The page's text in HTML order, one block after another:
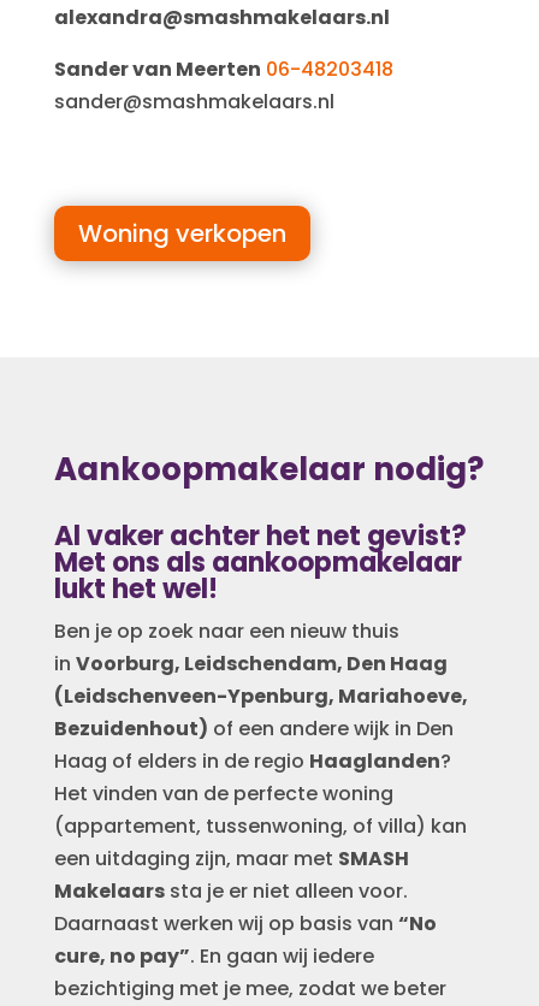
alexandra@smashmakelaars.nl
Sander van Meerten 06-48203418
sander@smashmakelaars.nl
Woning verkopen
Aankoopmakelaar nodig?
Al vaker achter het net gevist?
Met ons als aankoopmakelaar
lukt het wel!
Ben je op zoek naar een nieuw thuis
in Voorburg, Leidschendam, Den Haag
(Leidschenveen-Ypenburg, Mariahoeve,
Bezuidenhout) of een andere wijk in Den
Haag of elders in de regio Haaglanden?
Het vinden van de perfecte woning
(appartement, tussenwoning, of villa) kan
een uitdaging zijn, maar met SMASH
Makelaarssta je er niet alleen voor.
Daarnaast werken wij op basis van “No
cure, no pay”. En gaan wij iedere
bezichtiging met je mee, zodat we beter